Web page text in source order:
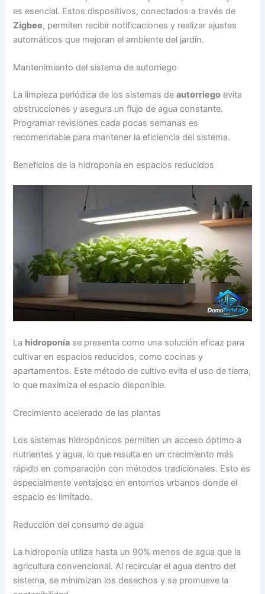
es esencial. Estos dispositivos, conectados a través de
Zigbee, permiten recibir notificaciones y realizar ajustes
automáticos que mejoran el ambiente del jardín.
Mantenimiento del sistema de autorriego
La limpieza periódica de los sistemas deautorriego evita
obstrucciones y asegura un flujo de agua constante.
Programar revisiones cada pocas semanas es
recomendable para mantener la eficiencia del sistema.
Beneficios de la hidroponía en espacios reducidos
La hidroponía se presenta como una solución eficaz para
cultivar en espacios reducidos, como cocinas y
apartamentos. Este método de cultivo evita el uso de tierra,
lo que maximiza el espacio disponible.
Crecimiento acelerado de las plantas
Los sistemas hidropónicos permiten un acceso óptimo a
nutrientes y agua, lo que resulta en un crecimiento más
rápido en comparación con métodos tradicionales. Esto es
especialmente ventajoso en entornos urbanos donde el
espacio es limitado.
Reducción del consumo de agua
La hidroponía utiliza hasta un 90% menos de agua que la
agricultura convencional. Al recircular el agua dentro del
sistema, se minimizan los desechos y se promueve la